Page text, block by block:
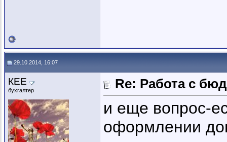
29.10.2014, 16:07
КЕЕ
бухгалтер Re: Работа с
и еще вопрос-
оформлении